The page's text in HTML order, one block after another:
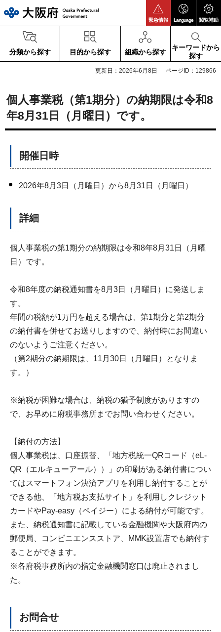
緊急情報 Language 閲覧補助
分類から探す 目的から探す 組織から探す
キーワードから
探す
更新日：2026年6月8日 ページID：129866
個人事業税（第1期分）の納期限は令和8
年8月31日（月曜日）です。
開催日時
2026年8月3日（月曜日）から8月31日（月曜日）
詳細
個人事業税の第1期分の納期限は令和8年8月31日（月曜
日）です。
令和8年度の納税通知書を8月3日（月曜日）に発送しま
す。
年間の税額が1万円を超える場合は、第1期分と第2期分
の納付書を併せてお送りしますので、納付時にお間違い
のないようご注意ください。
（第2期分の納期限は、11月30日（月曜日）となりま
す。）
※納税が困難な場合は、納税の猶予制度がありますの
で、お早めに府税事務所までお問い合わせください。
【納付の方法】
個人事業税は、口座振替、「地方税統一QRコード（eL-
QR（エルキューアール））」の印刷がある納付書につい
てはスマートフォン決済アプリを利用し納付することが
できる他、「地方税お支払サイト」を利用しクレジット
カードやPay-easy（ペイジー）による納付が可能です。
また、納税通知書に記載している金融機関や大阪府内の
郵便局、コンビニエンスストア、MMK設置店でも納付す
ることができます。
※各府税事務所内の指定金融機関窓口は廃止されまし
た。
お問合せ